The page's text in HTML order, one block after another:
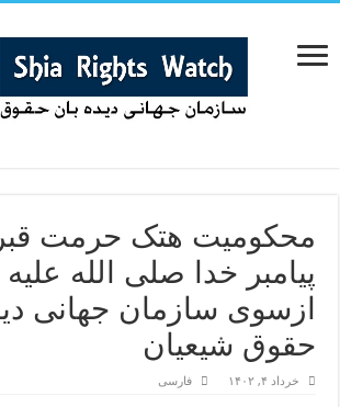
محکومیت هتک حرمت قبر
پیامبر خدا صلی الله علیه
ازسوی سازمان جهانی
حقوق شیعیان
خرداد ۴, ۱۴۰۲ فارسی